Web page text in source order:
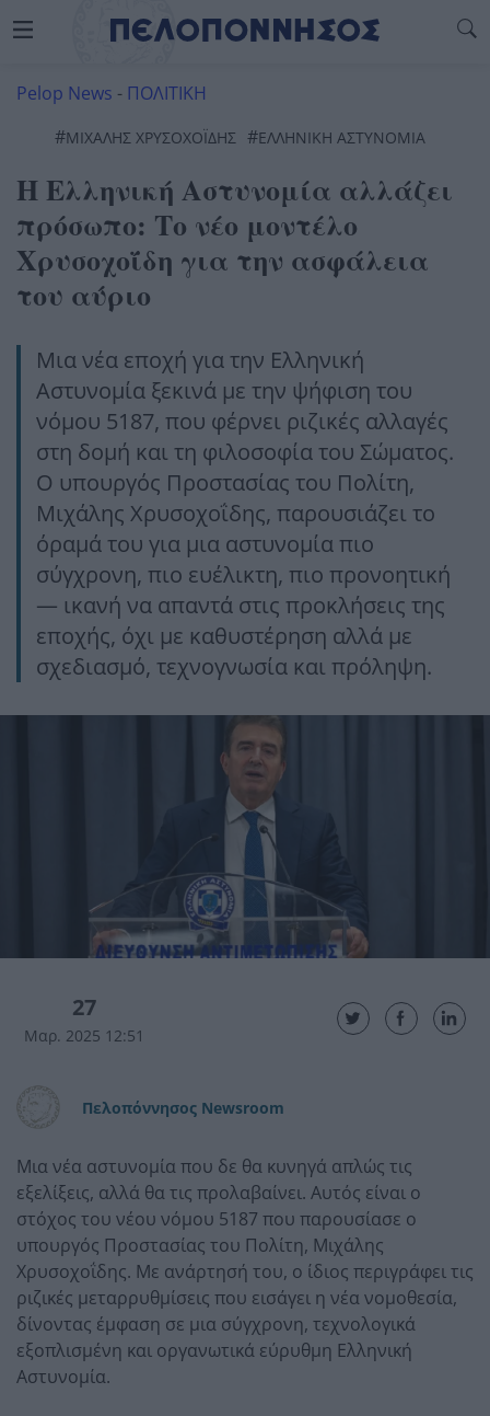
Pelop News - ΠΟΛΙΤΙΚΗ
#ΜΙΧΆΛΗΣ ΧΡΥΣΟΧΟΪ́ΔΗΣ #ΕΛΛΗΝΙΚΗ ΑΣΤΥΝΟΜΙΑ
Η Ελληνική Αστυνομία αλλάζει
πρόσωπο: Το νέο μοντέλο
Χρυσοχοΐδη για την ασφάλεια
του αύριο
Μια νέα εποχή για την Ελληνική
Αστυνομία ξεκινά με την ψήφιση του
νόμου 5187, που φέρνει ριζικές αλλαγές
στη δομή και τη φιλοσοφία του Σώματος.
Ο υπουργός Προστασίας του Πολίτη,
Μιχάλης Χρυσοχοΐδης, παρουσιάζει το
όραμά του για μια αστυνομία πιο
σύγχρονη, πιο ευέλικτη, πιο προνοητική
— ικανή να απαντά στις προκλήσεις της
εποχής, όχι με καθυστέρηση αλλά με
σχεδιασμό, τεχνογνωσία και πρόληψη.
27
Μαρ. 2025 12:51
Πελοπόννησος Newsroom
Μια νέα αστυνομία που δε θα κυνηγά απλώς τις
εξελίξεις, αλλά θα τις προλαβαίνει. Αυτός είναι ο
στόχος του νέου νόμου 5187 που παρουσίασε ο
υπουργός Προστασίας του Πολίτη, Μιχάλης
Χρυσοχοΐδης. Με ανάρτησή του, ο ίδιος περιγράφει τις
ριζικές μεταρρυθμίσεις που εισάγει η νέα νομοθεσία,
δίνοντας έμφαση σε μια σύγχρονη, τεχνολογικά
εξοπλισμένη και οργανωτικά εύρυθμη Ελληνική
Αστυνομία.